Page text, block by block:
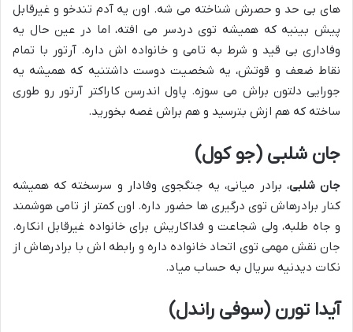
های بی حد و حصرش شناخته می شه. اون یه آدم تندخو و غیرقابل
پیش بینیه که همیشه توی دردسر می افته، اما در عین حال یه
وفاداری بی قید و شرط به تامی و خانواده اش داره. آرتور با تمام
نقاط ضعف و قوتش، یه شخصیت دوست داشتنیه که همیشه یه
جورایی دلتون براش می سوزه. پاول اندرسن کاراکتر آرتور رو طوری
ساخته که هم ازش بترسید و هم براش غصه بخورید.
جان شلبی (جو کول)
جان شلبی، برادر میانی، یه جنگجوی وفادار و سرسخته که همیشه
کنار برادرهاش توی درگیری ها حضور داره. اون کمتر از تامی هوشمند
و جاه طلبه، ولی شجاعت و فداکاریش برای خانواده غیرقابل انکاره.
جان نقش مهمی توی اتحاد خانواده داره و رابطه اش با برادرهاش از
نکات دیدنیه سریال به حساب میاد.
آیدا تورن (سوفی راندل)